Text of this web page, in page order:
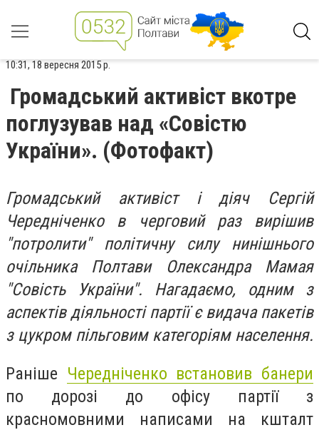
10:31, 18 вересня 2015 р.
Громадський активіст вкотре
поглузував над «Совістю
України». (Фотофакт)
Громадський активіст і діяч Сергій
Чередніченко в черговий раз вирішив
"потролити" політичну силу нинішнього
очільника Полтави Олександра Мамая
"Совість України". Нагадаємо, одним з
аспектів діяльності партії є видача пакетів
з цукром пільговим категоріям населення.
Раніше Чередніченко встановив банери
по дорозі до офісу партії з
красномовними написами на кшталт